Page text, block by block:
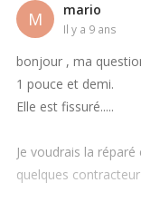
autres pièces.
Johanne
M mario
il y a 9 ans
bonjour , ma
1 pouce et demi.
Elle est fissuré.....
Je voudrais la
quelques